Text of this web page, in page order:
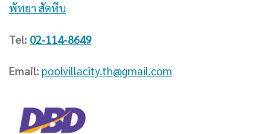
พัทยา สัตหีบ
Tel: 02-114-8649
Email: poolvillacity.th@gmail.com